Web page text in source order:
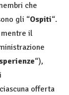
che
gli “Ospiti“.
mentre il
“),
offerta